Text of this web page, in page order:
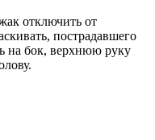
отключить от
пострадавшего
на бок, верхнюю руку